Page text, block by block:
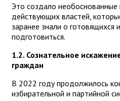
Это создало
действующих властей,
заранее знали о готовящихся
подготовиться.
1.2. Сознательное
граждан
В 2022 году продолжилось
избирательной и партийной